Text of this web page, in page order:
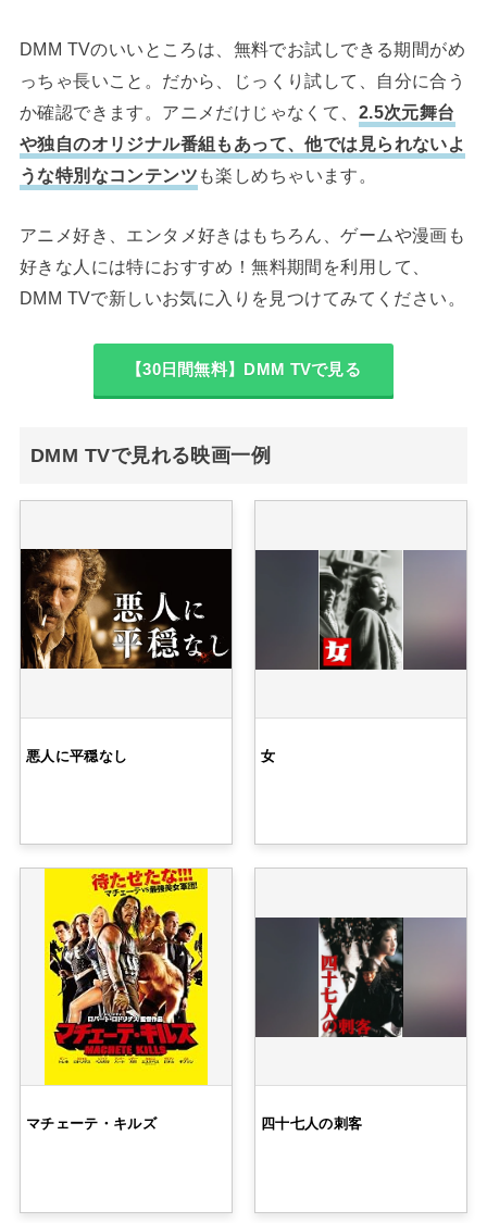
DMM TVのいいところは、無料でお試しできる期間がめ
っちゃ長いこと。だから、じっくり試して、自分に合う
か確認できます。アニメだけじゃなくて、 2.5次元舞台
や独自のオリジナル番組もあって、他では見られないよ
うな特別なコンテンツ も楽しめちゃいます。
アニメ好き、エンタメ好きはもちろん、ゲームや漫画も
好きな人には特におすすめ！無料期間を利用して、
DMM TVで新しいお気に入りを見つけてみてください。
【30日間無料】DMM TVで見る
DMM TVで見れる映画一例
悪人に平穏なし 女
マチェーテ・キルズ 四十七人の刺客